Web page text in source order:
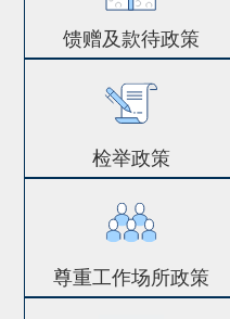
馈赠及款待政策
检举政策
尊重工作场所政策